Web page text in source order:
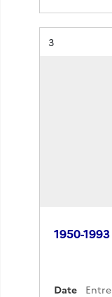
Résultat n°
3
1950-1993
Date